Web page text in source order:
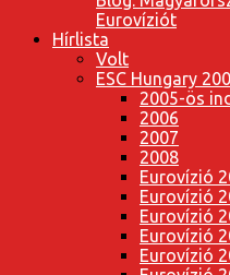
Eurovíziót
Hírlista
Volt
ESC Hungary
2005-ös
2006
2007
2008
Eurovízió
Eurovízió
Eurovízió
Eurovízió
Eurovízió